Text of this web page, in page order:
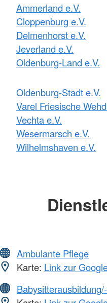
Ammerland e.V.
Cloppenburg e.V.
Delmenhorst e.V.
Jeverland e.V.
Oldenburg-Land e.V.
Oldenburg-Stadt e.V.
Varel Friesische
Vechta e.V.
Wesermarsch e.V.
Wilhelmshaven e.V.
Ambulante Pflege
Karte: Link zur